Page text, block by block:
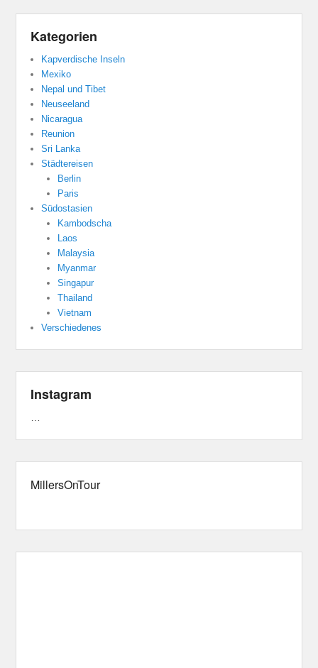
Kategorien
Kapverdische Inseln
Mexiko
Nepal und Tibet
Neuseeland
Nicaragua
Reunion
Sri Lanka
Städtereisen
Berlin
Paris
Südostasien
Kambodscha
Laos
Malaysia
Myanmar
Singapur
Thailand
Vietnam
Verschiedenes
Instagram
MillersOnTour